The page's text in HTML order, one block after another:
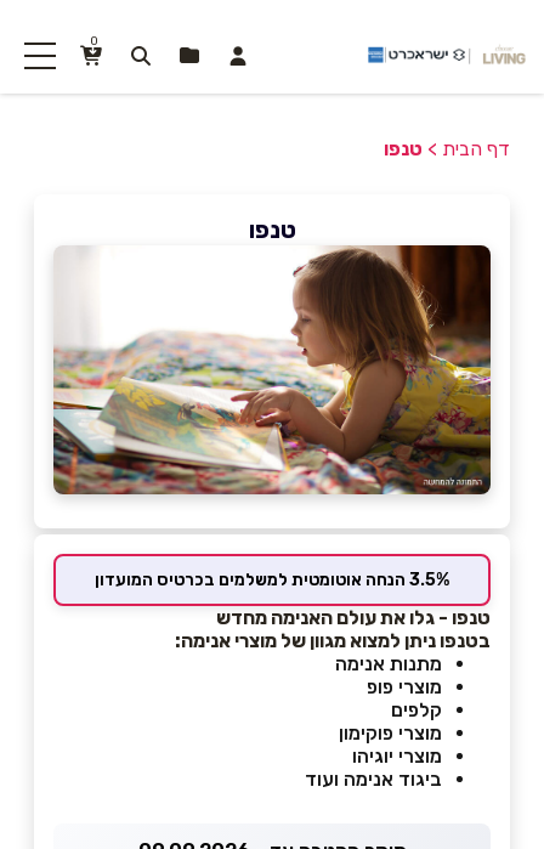
0
דף הבית > טנפו
טנפו
3.5% הנחה אוטומטית למשלמים בכרטיס המועדון
טנפו - גלו את עולם האנימה מחדש
בטנפו ניתן למצוא מגוון של מוצרי אנימה:
מתנות אנימה
מוצרי פופ
קלפים
מוצרי פוקימון
מוצרי יוגיהו
ביגוד אנימה ועוד